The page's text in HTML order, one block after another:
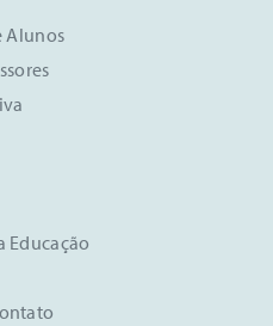
Alunos
Educação